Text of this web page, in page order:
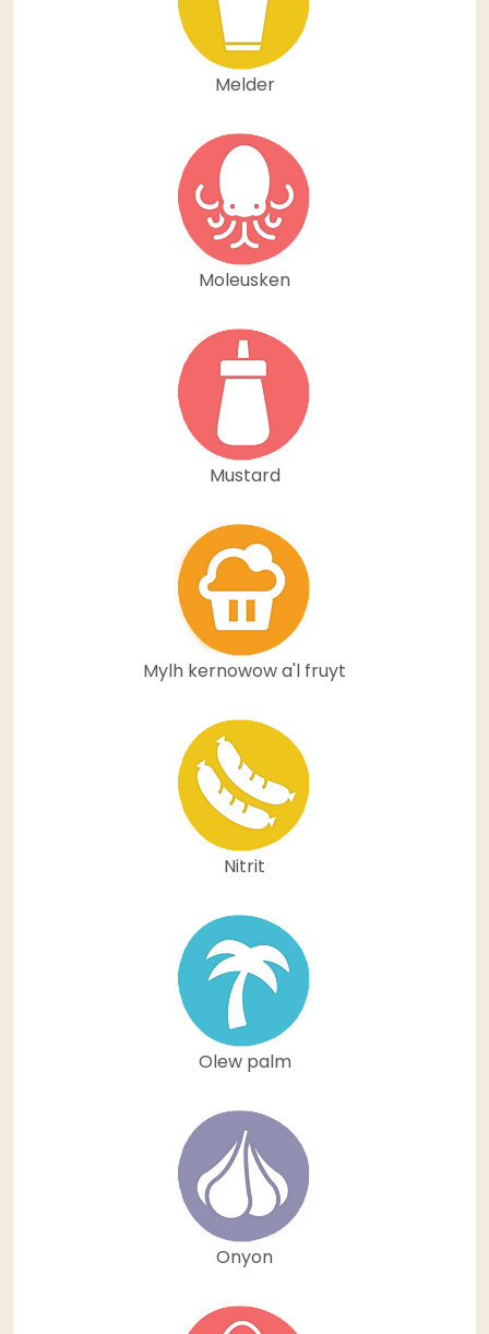
Melder
Moleusken
Mustard
Mylh kernowow a'l fruyt
Nitrit
Olew palm
Onyon